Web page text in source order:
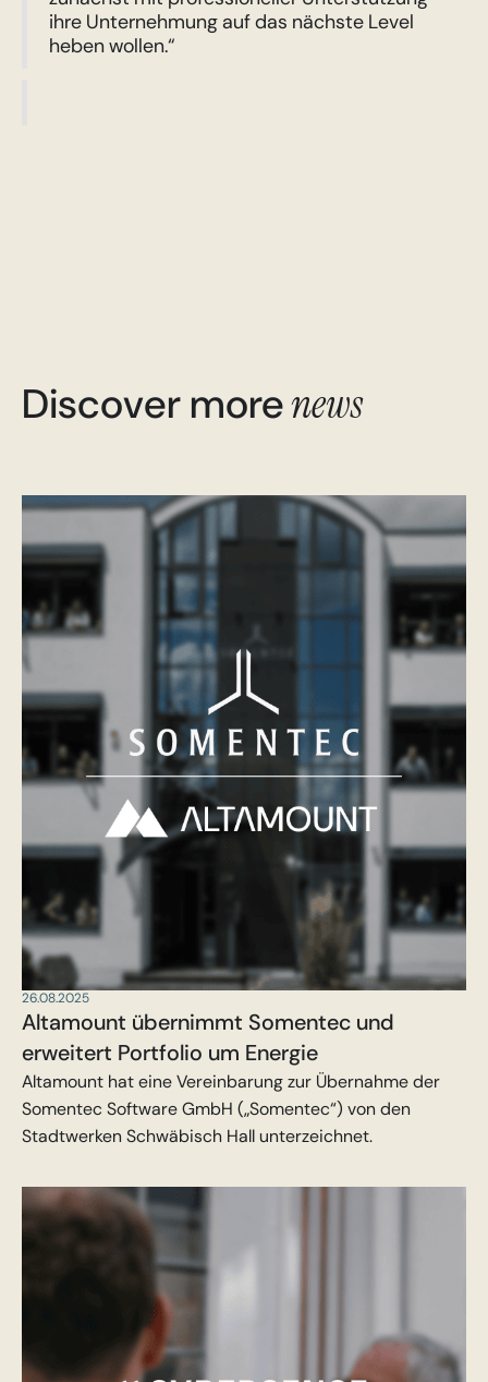
ihre Unternehmung auf das nächste Level
heben wollen.“
Discover morenews
26.08.2025
Altamount übernimmt Somentec und
erweitert Portfolio um Energie
Altamount hat eine Vereinbarung zur Übernahme der
Somentec Software GmbH („Somentec“) von den
Stadtwerken Schwäbisch Hall unterzeichnet.